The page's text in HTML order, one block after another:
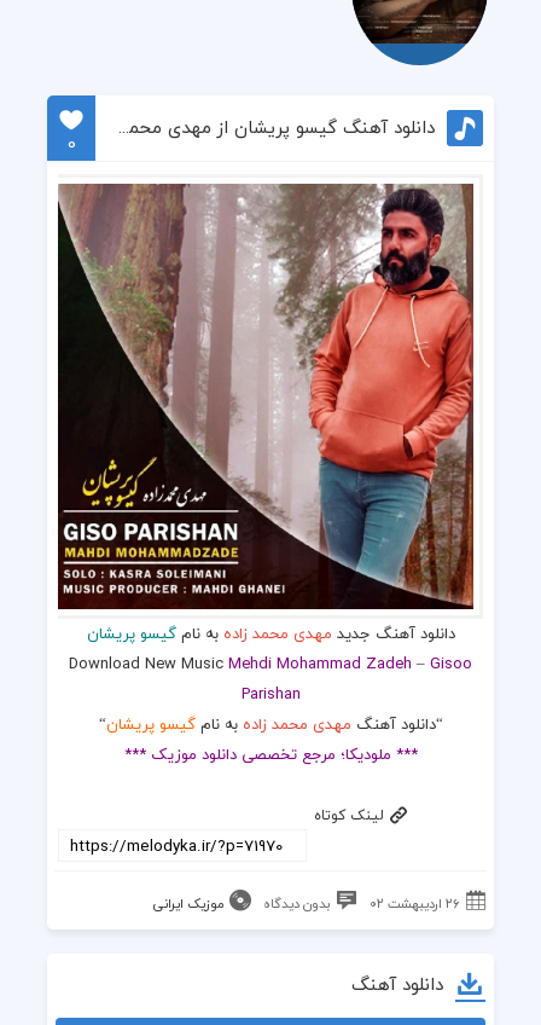
دانلود آهنگ گیسو پریشان از مهدی محمد زاده
0
دانلود آهنگ جدید مهدی محمد زاده به نامگیسو پریشان
Download New MusicMehdi Mohammad Zadeh –Gisoo
Parishan
“دانلود آهنگ مهدی محمد زاده به نامگیسو پریشان“
*** ملودیکا؛ مرجع تخصصی دانلود موزیک ***
لینک کوتاه
۲۶ اردیبهشت ۰۲ بدون دیدگاه موزیک ایرانی
دانلود آهنگ